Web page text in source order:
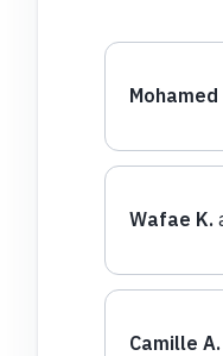
Mohamed
Wafae K.
Camille A.